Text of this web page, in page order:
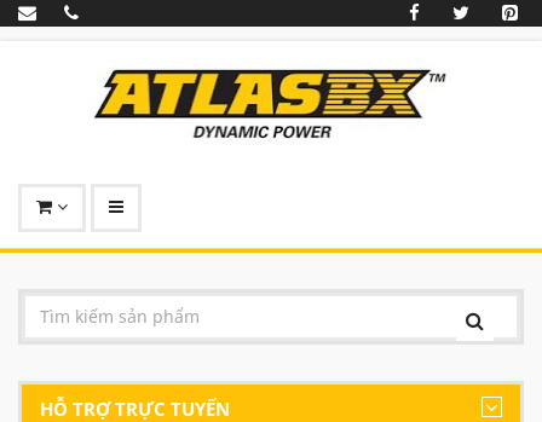
HỖ TRỢ TRỰC TUYẾN